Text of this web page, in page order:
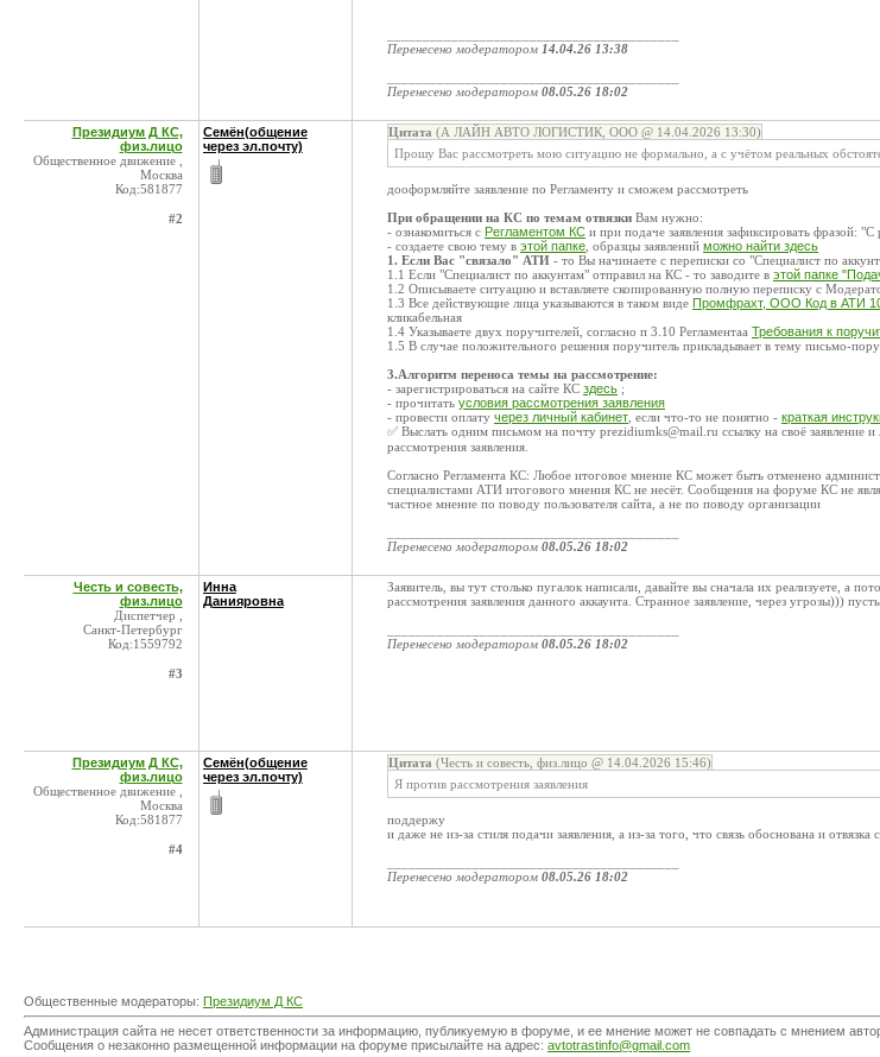
Перенесено модератором 14.04.26 13:38
Перенесено модератором 08.05.26 18:02
Президиум Д КС,
физ.лицо
Общественное движение ,
Москва
Код:581877
#2
Семён(общение
через эл.почту)
Цитата (А ЛАЙН АВТО ЛОГИСТИК, ООО @ 14.04.2026 13:30)
Прошу Вас рассмотреть мою ситуацию не формально, а с учётом реальных
дооформляйте заявление по Регламенту и сможем рассмотреть
При обращении на КС по темам отвязки Вам нужно:
- ознакомиться с Регламентом КС и при подаче заявления зафиксировать фразой: "С
- создаете свою тему в этой папке , образцы заявлений можно найти здесь
1. Если Вас "связало" АТИ - то Вы начинаете с переписки со "Специалист по
1.1 Если "Специалист по аккунтам" отправил на КС - то заводите в этой папке
1.2 Описываете ситуацию и вставляете скопированную полную переписку с
1.3 Все действующие лица указываются в таком виде Промфрахт, ООО Код в АТИ
кликабельная
1.4 Указываете двух поручителей, согласно п 3.10 Регламентаа Требования к
1.5 В случае положительного решения поручитель прикладывает в тему письмо-
3.Алгоритм переноса темы на рассмотрение:
- зарегистрироваться на сайте КС здесь ;
- прочитать условия рассмотрения заявления
- провести оплату через личный кабинет , если что-то не понятно - краткая
✅ Выслать одним письмом на почту prezidiumks@mail.ru ссылку на своё заявление
рассмотрения заявления.
Согласно Регламента КС: Любое итоговое мнение КС может быть отменено
специалистами АТИ итогового мнения КС не несёт. Сообщения на форуме КС не
частное мнение по поводу пользователя сайта, а не по поводу организации
Перенесено модератором 08.05.26 18:02
Честь и совесть,
физ.лицо
Диспетчер ,
Санкт-Петербург
Код:1559792
#3
Инна
Данияровна
Заявитель, вы тут столько пугалок написали, давайте вы сначала их реализуете, а
рассмотрения заявления данного аккаунта. Странное заявление, через угрозы)))
Перенесено модератором 08.05.26 18:02
Президиум Д КС,
физ.лицо
Общественное движение ,
Москва
Код:581877
#4
Семён(общение
через эл.почту)
Цитата (Честь и совесть, физ.лицо @ 14.04.2026 15:46)
Я против рассмотрения заявления
поддержу
и даже не из-за стиля подачи заявления, а из-за того, что связь обоснована и
Перенесено модератором 08.05.26 18:02
Общественные модераторы: Президиум Д КС
Администрация сайта не несет ответственности за информацию, публикуемую в форуме, и ее мнение может не совпадать с мнением
Сообщения о незаконно размещенной информации на форуме присылайте на адрес: avtotrastinfo@gmail.com